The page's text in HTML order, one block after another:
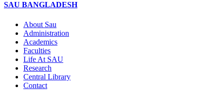
SAU BANGLADESH
About Sau
Administration
Academics
Faculties
Life At SAU
Research
Central Library
Contact